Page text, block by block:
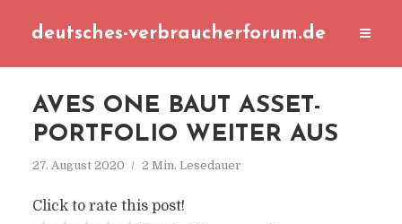
deutsches-verbraucherforum.de
AVES ONE BAUT ASSET-
PORTFOLIO WEITER AUS
27. August 2020 2 Min. Lesedauer
Click to rate this post!